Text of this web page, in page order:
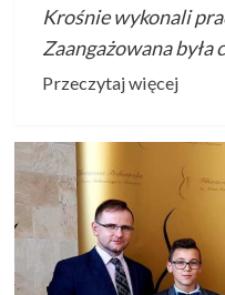
Krośnie wykonali
Zaangażowana była
Przeczytaj więcej
o
Cała
klasa